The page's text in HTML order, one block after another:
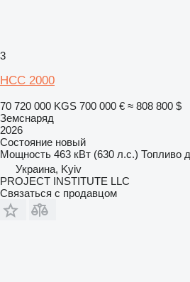
3
НСС 2000
70 720 000 KGS 700 000 € ≈ 808 800 $
Земснаряд
2026
Состояние новый
Мощность 463 кВт (630 л.с.) Топливо
Украина, Kyiv
PROJECT INSTITUTE LLC
Связаться с продавцом